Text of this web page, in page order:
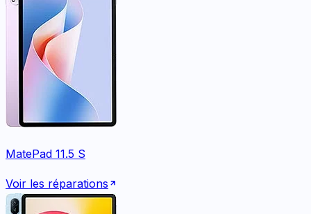
MatePad 11.5 S
Voir les réparations